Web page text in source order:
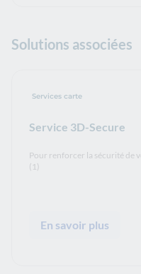
Solutions associées
Service 3D-Secure
Services carte
Pour renforcer la sécurité de
(1)
En savoir plus